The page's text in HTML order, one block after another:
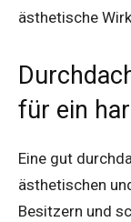
ästhetische
für ein
Eine gut
ästhetischen
Besitzern und